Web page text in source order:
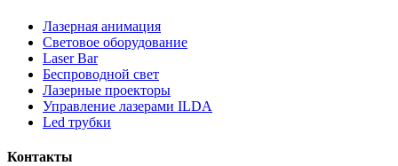
Лазерная анимация
Световое оборудование
Laser Bar
Беспроводной свет
Лазерные проекторы
Управление лазерами ILDA
Led трубки
Контакты